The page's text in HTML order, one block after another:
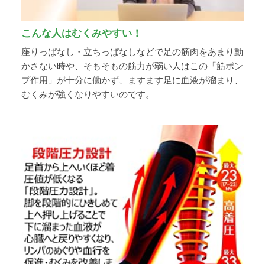
こんな人はむくみやすい！
座りっぱなし・立ちっぱなしなどで足の筋肉をあまり動
かさない時や、そもそもの筋力が弱い人はこの「筋ポン
プ作用」が十分に働かず、ますます足に血液が溜まり、
むくみが強くなりやすいのです。